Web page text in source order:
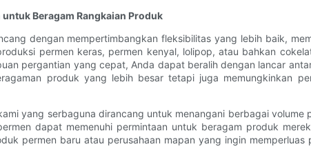
Beragam Rangkaian Produk
dengan mempertimbangkan fleksibilitas yang lebih baik,
permen keras, permen kenyal, lolipop, atau bahkan
pergantian yang cepat, Anda dapat beralih dengan lancar
produk yang lebih besar tetapi juga memungkinkan
yang serbaguna dirancang untuk menangani berbagai
dapat memenuhi permintaan untuk beragam produk
permen baru atau perusahaan mapan yang ingin